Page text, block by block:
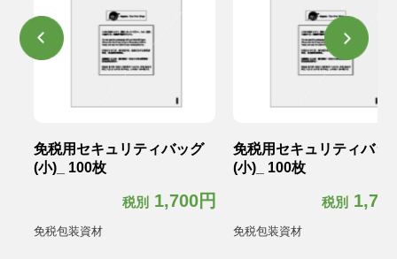
免税用セキュリティバッグ
(小)_ 100枚
税別 1,700円
免税包装資材
免税用セキュリティバッ
(小)_ 100枚
税別
免税包装資材